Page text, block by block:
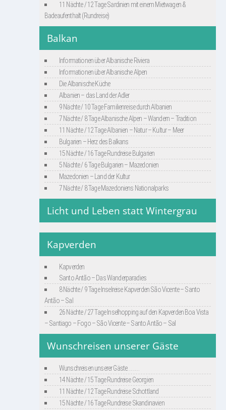
11 Nächte / 12 Tage Sardinien mit einem Mietwagen &
Badeaufenthalt (Rundreise)
Balkan
Informationen über Albanische Riviera
Informationen über Albanische Alpen
Die Albanische Küche
Albanien – das Land der Adler
9 Nächte / 10 Tage Familienreise durch Albanien
7 Nächte / 8 Tage Albanische Alpen – Wandern – Tradition
11 Nächte / 12 Tage Albanien – Natur – Kultur – Meer
Bulgarien – Herz des Balkans
15 Nächte / 16 Tage Rundreise Bulgarien
5 Nächte / 6 Tage Bulgarien – Mazedonien
Mazedonien – Land der Kultur
7 Nächte / 8 Tage Mazedoniens Nationalparks
Licht und Leben statt Wintergrau
Kapverden
Kapverden
Santo Antão – Das Wanderparadies
8 Nächte / 9 Tage Inselreise Kapverden São Vicente – Santo
Antão – Sal
26 Nächte / 27 Tage Inselhopping auf den Kapverden Boa Vista
– Santiago – Fogo – São Vicente – Santo Antão – Sal
Wunschreisen unserer Gäste
Wunschreisen unserer Gäste………
14 Nächte / 15 Tage Rundreise Georgien
11 Nächte / 12 Tage Rundreise Schottland
15 Nächte / 16 Tage Rundreise Skandinavien